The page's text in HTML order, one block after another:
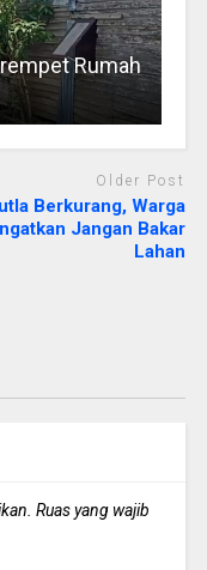
Rumah
Older Post
Berkurang, Warga
Jangan Bakar
Lahan
Ruas yang wajib